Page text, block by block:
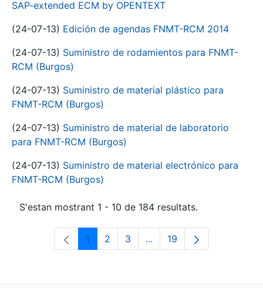
SAP-extended ECM by OPENTEXT
(24-07-13) Edición de agendas FNMT-RCM 2014
(24-07-13) Suministro de rodamientos para FNMT-
RCM (Burgos)
(24-07-13) Suministro de material plástico para
FNMT-RCM (Burgos)
(24-07-13) Suministro de material de laboratorio
para FNMT-RCM (Burgos)
(24-07-13) Suministro de material electrónico para
FNMT-RCM (Burgos)
S'estan mostrant 1 - 10 de 184 resultats.
Pàgina
1 Pàgina
2 Pàgina
3 ...Pàgines intermèdies
Pàgina
19